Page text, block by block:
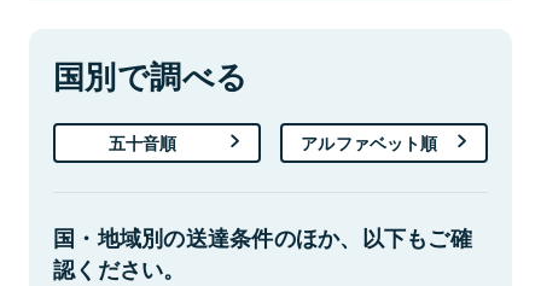
国別で調べる
五十音順 アルファベット順
国・地域別の送達条件のほか、以下もご確
認ください。